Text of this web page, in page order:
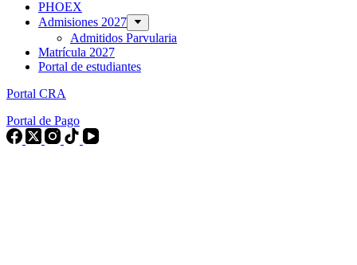
PHOEX
Admisiones 2027
Admitidos Parvularia
Matrícula 2027
Portal de estudiantes
Portal CRA
Portal de Pago